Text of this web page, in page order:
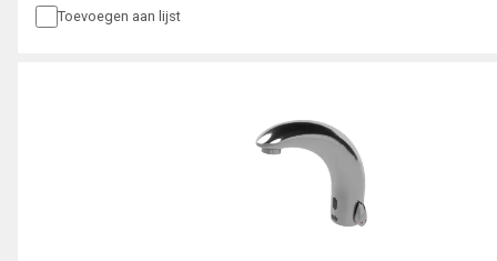
Toevoegen aan lijst